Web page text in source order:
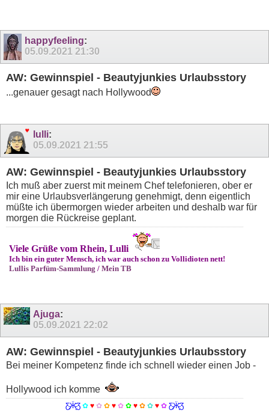
happyfeeling:
05.09.2021 21:30
AW: Gewinnspiel - Beautyjunkies Urlaubsstory
...genauer gesagt nach Hollywood
lulli:
05.09.2021 21:55
AW: Gewinnspiel - Beautyjunkies Urlaubsstory
Ich muß aber zuerst mit meinem Chef telefonieren, ober er
mir eine Urlaubsverlängerung genehmigt, denn eigentlich
müßte ich übermorgen wieder arbeiten und deshalb war für
morgen die Rückreise geplant.
Viele Grüße vom Rhein, Lulli
Ich bin ein guter Mensch, ich war auch schon zu Vollidioten nett!
Lullis Parfüm-Sammlung / Mein TB
Ajuga:
05.09.2021 22:02
AW: Gewinnspiel - Beautyjunkies Urlaubsstory
Bei meiner Kompetenz finde ich schnell wieder einen Job -
Hollywood ich komme
Ƹ̵̡Ӝ̵̨̄Ʒ ✿♥✿ ✿ ♥✿✿♥✿✿♥✿Ƹ̵̡Ӝ̵̨̄Ʒ